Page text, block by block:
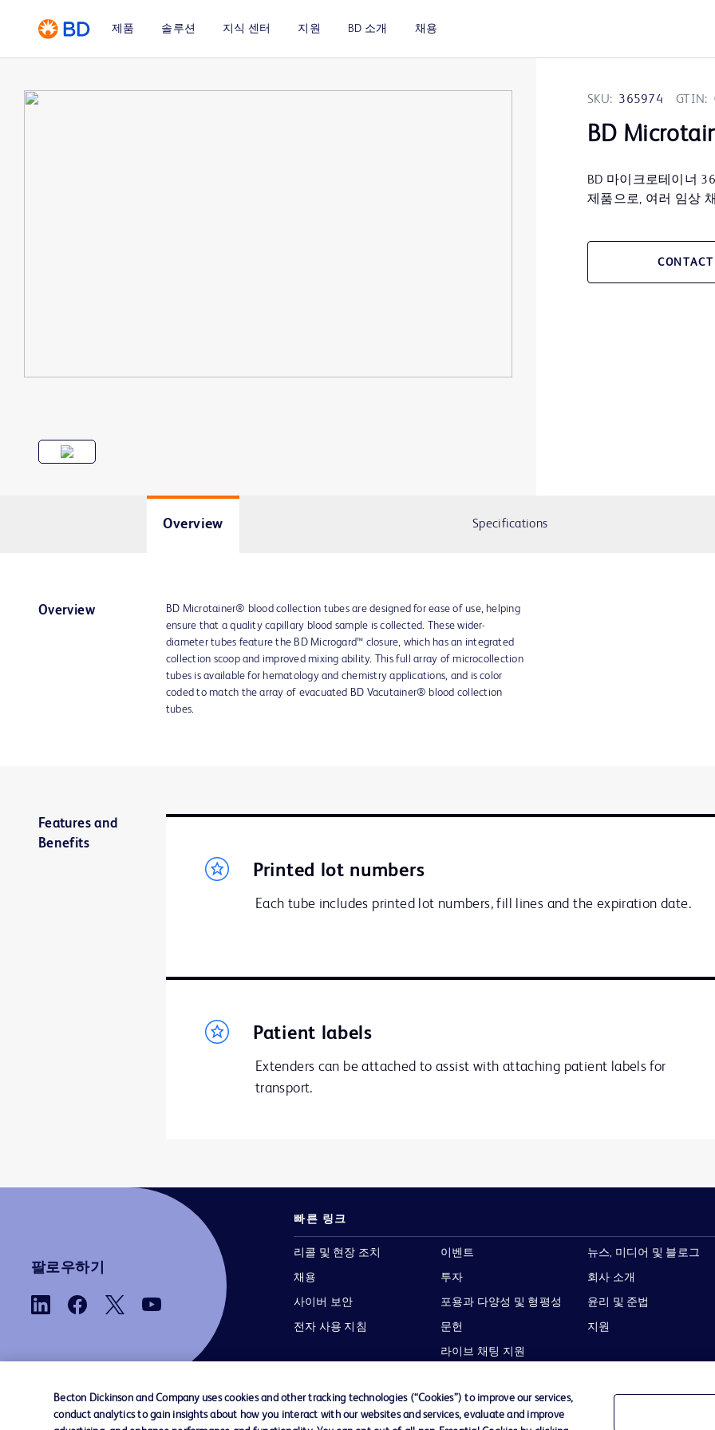
제품 솔루션 지식 센터 지원 BD 소개 채용
SKU: 365974 GTIN:
BD
BD 마이크로테이너
제품으로, 여러 임상
Overview Specifications
Overview
BD Microtainer® blood collection tubes are designed for ease of use, helping
ensure that a quality capillary blood sample is collected. These wider-
diameter tubes feature the BD Microgard™ closure, which has an integrated
collection scoop and improved mixing ability. This full array of microcollection
tubes is available for hematology and chemistry applications, and is color
coded to match the array of evacuated BD Vacutainer® blood collection
tubes.
Features and
Benefits
Printed lot numbers
Each tube includes printed lot numbers, fill lines and the expiration date.
Patient labels
Extenders can be attached to assist with attaching patient labels for
transport.
팔로우하기
빠른 링크
리콜 및 현장 조치
채용
사이버 보안
전자 사용 지침
이벤트
투자
포용과 다양성 및 형평성
문헌
라이브 채팅 지원
뉴스, 미디어 및 블로그
회사 소개
윤리 및 준법
지원
Becton Dickinson and Company uses cookies and other tracking technologies (“Cookies”) to improve our services,
conduct analytics to gain insights about how you interact with our websites and services, evaluate and improve